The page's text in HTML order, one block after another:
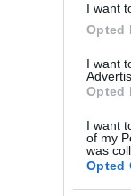
I want
Opted
I want
Opted
I want
of my
was
Opted